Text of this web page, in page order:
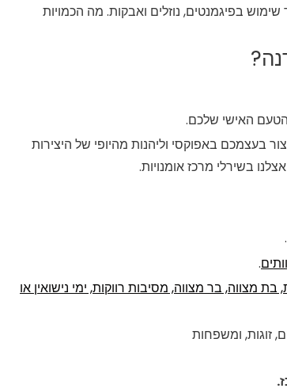
שימוש בפיגמנטים, נוזלים ואבקות. מה הכמויות
האישי שלכם.
בעצמכם באפוקסי וליהנות מהיופי של היצירות
בשירלי מרכז אומנויות.
.
בת מצווה, בר מצווה, מסיבות רווקות, ימי נישואין או
זוגות, ומשפחות